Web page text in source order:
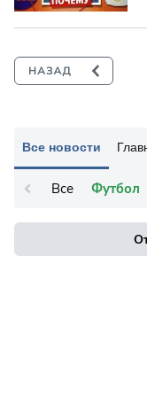
Все новости
Все Футбол